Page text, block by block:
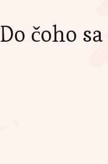
Do čoho